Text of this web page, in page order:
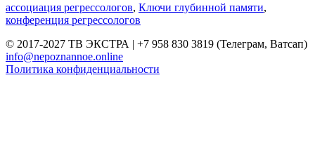
ассоциация регрессологов, Ключи глубинной памяти,
конференция регрессологов
© 2017-2027 ТВ ЭКСТРА | +7 958 830 3819 (Телеграм, Ватсап)
info@nepoznannoe.online
Политика конфиденциальности